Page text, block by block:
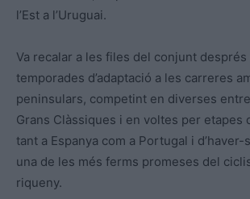
l’Est a l’Uruguai.
Va recalar a les files del conjunt
temporades d’adaptació a les carreres
peninsulars, competint en diverses
Grans Clàssiques i en voltes per etapes
tant a Espanya com a Portugal i
una de les més ferms promeses del
riqueny.